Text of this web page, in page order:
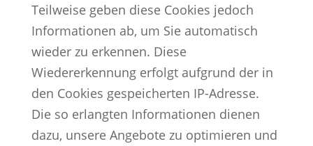
Teilweise geben diese Cookies jedoch
Informationen ab, um Sie automatisch
wieder zu erkennen. Diese
Wiedererkennung erfolgt aufgrund der in
den Cookies gespeicherten IP-Adresse.
Die so erlangten Informationen dienen
dazu, unsere Angebote zu optimieren und